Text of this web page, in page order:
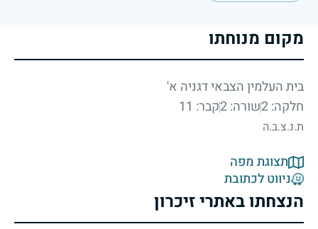
מקום מנוחתו
בית העלמין הצבאי דגניה א'
חלקה: 2
שורה: 2 קבר: 11
ת.נ.צ.ב.ה
תצוגת מפה
ניווט לכתובת
הנצחתו באתרי זיכרון